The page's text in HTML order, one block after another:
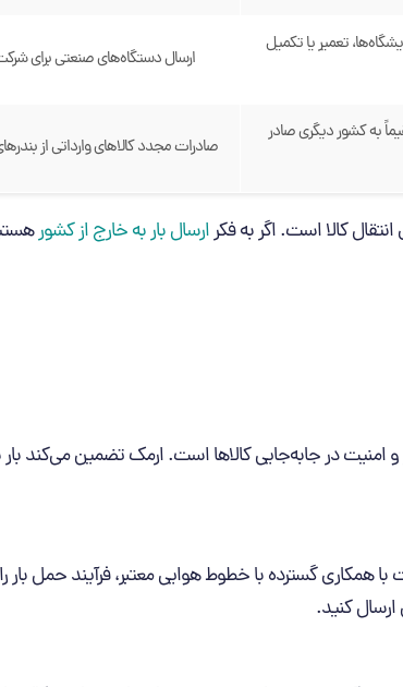
تعمیر یا تکمیل
ارسال دستگاه‌های صنعتی برای
به کشور دیگری صادر
صادرات مجدد کالاهای وارداتی از
کالا است. اگر به فکرارسال بار به خارج از کشور
امنیت در جابه‌جایی کالاها است. ارمک تضمین می‌کند بار
همکاری گسترده با خطوط هوایی معتبر، فرآیند حمل بار
کنید.